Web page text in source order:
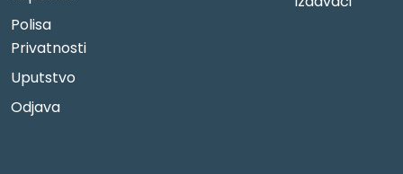
Polisa
Privatnosti
Uputstvo
Odjava